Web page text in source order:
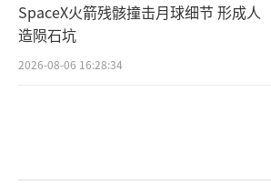
SpaceX火箭残骸撞击月球细节 形成人
造陨石坑
2026-08-06 16:28:34